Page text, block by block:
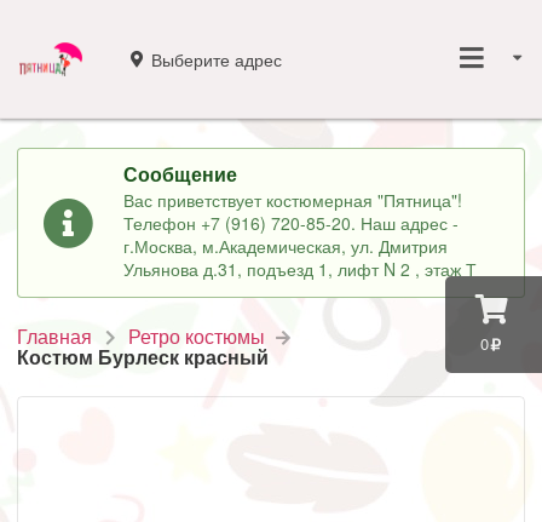
0
Выберите адрес
Сообщение
Вас приветствует костюмерная "Пятница"!
Телефон +7 (916) 720-85-20. Наш адрес -
г.Москва, м.Академическая, ул. Дмитрия
Ульянова д.31, подъезд 1, лифт N 2 , этаж Т
Главная Ретро костюмы
Костюм Бурлеск красный